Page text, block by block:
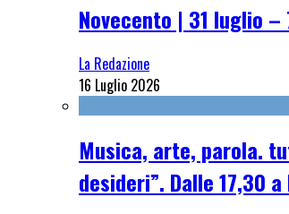
Novecento | 31 luglio
La Redazione
16 Luglio 2026
Musica, arte, parola.
desideri”. Dalle 17,30